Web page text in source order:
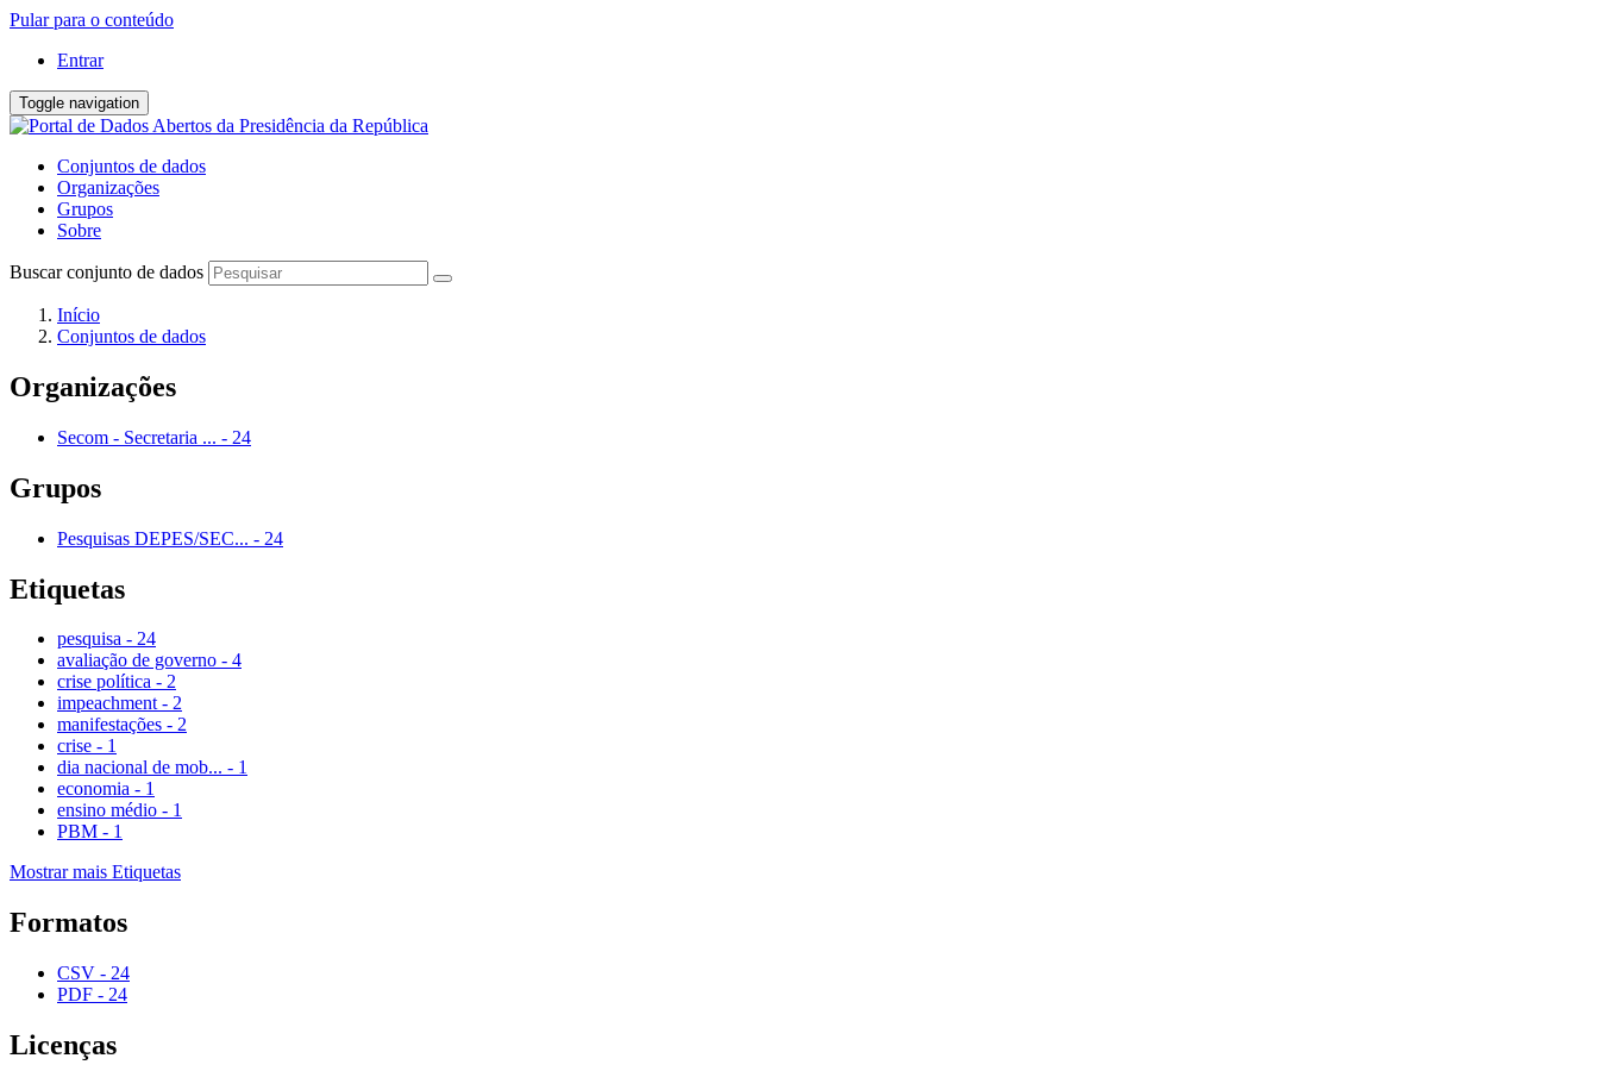
Pular para o conteúdo
Entrar
Toggle navigation
Conjuntos de dados
Organizações
Grupos
Sobre
Buscar conjunto de dados
Início
Conjuntos de dados
Organizações
Secom - Secretaria ... - 24
Grupos
Pesquisas DEPES/SEC... - 24
Etiquetas
pesquisa - 24
avaliação de governo - 4
crise política - 2
impeachment - 2
manifestações - 2
crise - 1
dia nacional de mob... - 1
economia - 1
ensino médio - 1
PBM - 1
Mostrar mais Etiquetas
Formatos
CSV - 24
PDF - 24
Licenças